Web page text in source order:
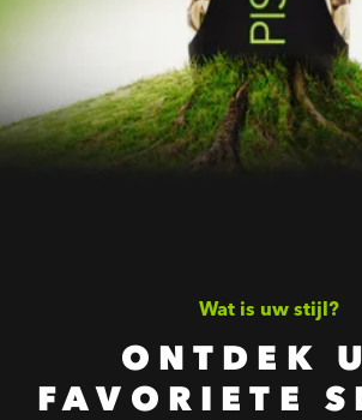
Wat is uw stijl?
ONTDEK
FAVORIETE